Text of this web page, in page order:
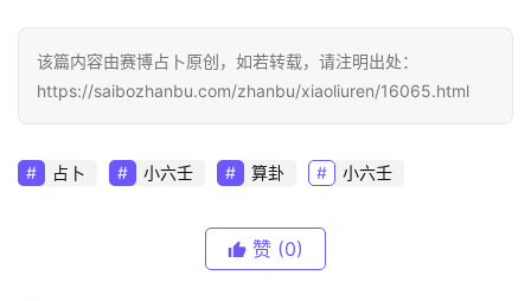
该篇内容由赛博占卜原创，如若转载，请注明出处：
https://saibozhanbu.com/zhanbu/xiaoliuren/16065.html
占卜 小六壬 算卦 小六壬
赞 (0)